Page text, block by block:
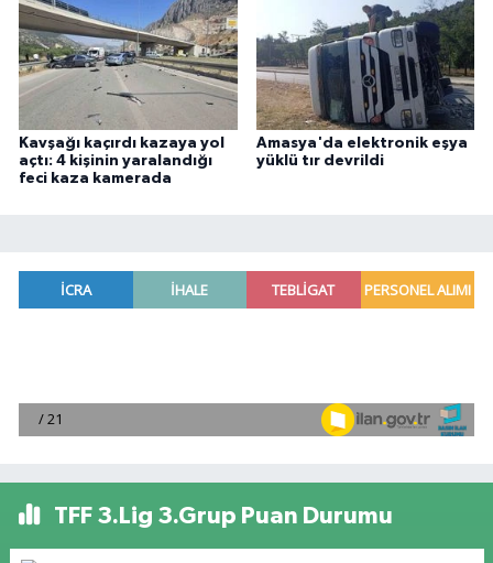
Kavşağı kaçırdı kazaya yol
açtı: 4 kişinin yaralandığı
feci kaza kamerada
Amasya'da elektronik eşya
yüklü tır devrildi
TFF 3.Lig 3.Grup Puan Durumu